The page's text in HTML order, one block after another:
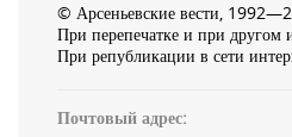
© Арсеньевские вести,
При перепечатке и при другом
При републикации в сети
Почтовый адрес: